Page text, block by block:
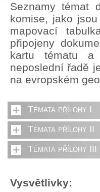
Seznamy témat
komise, jako
mapovací
připojeny
kartu tématu a
neposlední řadě
na evropském
Témata přílohy I
Témata přílohy II
Témata přílohy III
Vysvětlivky: